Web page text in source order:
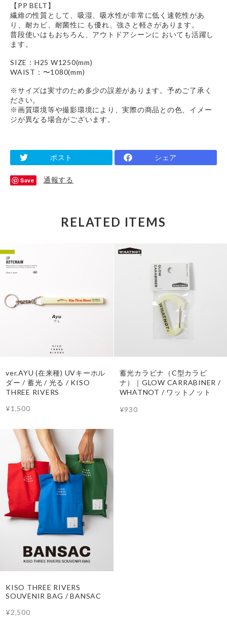
【PP BELT】
繊維の性質として、吸湿、吸水性が非常に低く速乾性があ
り、耐カビ、耐菌性に も優れ、強さと軽さがあります。
普段使いはもおちろん、アウトドアシーンに おいても活躍し
ます。
SIZE：H25 W1250(mm)
WAIST：〜1080(mm)
※サイズは実寸のため多少の誤差があります。予めご了承く
ださい。
※画質環境等や撮影環境により、実際の商品との色、イメー
ジが異なる場合がございます。
ポスト シェア
Save 通報する
RELATED ITEMS
ver.AYU (在来種) UVキーホル
ダー / 蓄光 / 光る / KISO
THREE RIVERS
¥1,500
蓄光カラビナ（C型カラビ
ナ）｜GLOW CARRABINER /
WHATNOT / ワットノット
¥930
KISO THREE RIVERS
SOUVENIR BAG / BANSAC
¥2,500